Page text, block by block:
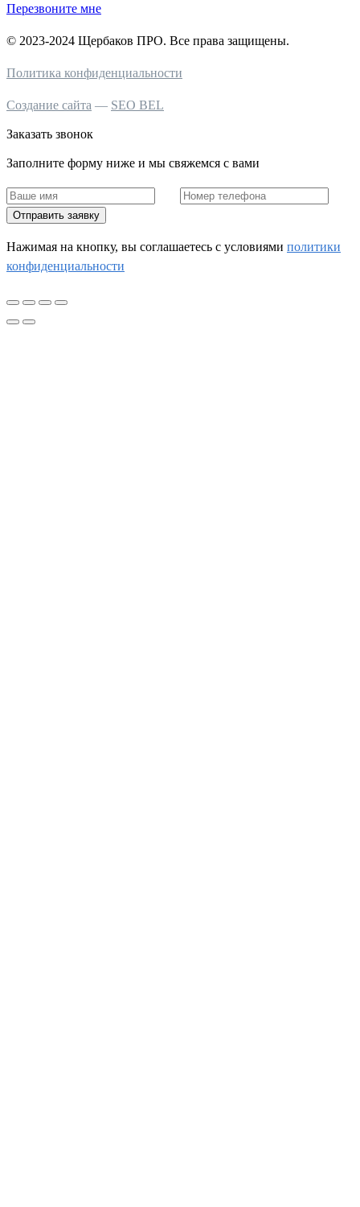
Перезвоните мне
© 2023-2024 Щербаков ПРО. Все права защищены.
Политика конфиденциальности
Создание сайта — SEO BEL
Заказать звонок
Заполните форму ниже и мы свяжемся с вами
Отправить заявку
Нажимая на кнопку, вы соглашаетесь c условиями политики
конфиденциальности